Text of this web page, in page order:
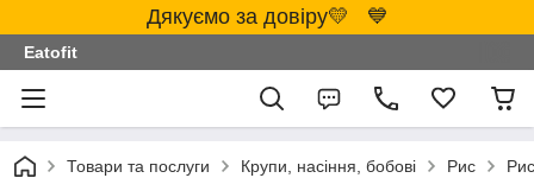
Дякуємо за довіру💛 💙
Eatofit
Товари та послуги Крупи, насіння, бобові Рис